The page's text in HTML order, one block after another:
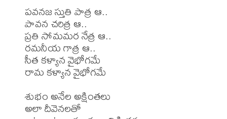
పవనజ స్తుతి పాత్ర ఆ..
పావన చరిత్ర ఆ..
ప్రతి సోమమర నేత్ర ఆ..
రమనీయ గాత్ర ఆ..
సీత కళ్యాన వైభోగమే
రామ కళ్యాన వైభోగమే
శుభం అనేల అక్షింతలు
అలా దీవెనలతో